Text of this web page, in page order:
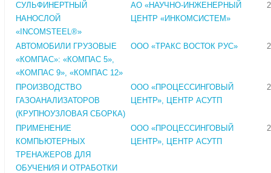
СУЛЬФИНЕРТНЫЙ
НАНОСЛОЙ
«INCOMSTEEL®»
АО «НАУЧНО-ИНЖЕНЕРНЫЙ
ЦЕНТР «ИНКОМСИСТЕМ»
АВТОМОБИЛИ ГРУЗОВЫЕ
«КОМПАС»: «КОМПАС 5»,
«КОМПАС 9», «КОМПАС 12»
ООО «ТРАКС ВОСТОК РУС»
ПРОИЗВОДСТВО
ГАЗОАНАЛИЗАТОРОВ
(КРУПНОУЗЛОВАЯ СБОРКА)
ООО «ПРОЦЕССИНГОВЫЙ
ЦЕНТР», ЦЕНТР АСУТП
ПРИМЕНЕНИЕ
КОМПЬЮТЕРНЫХ
ТРЕНАЖЕРОВ ДЛЯ
ОБУЧЕНИЯ И ОТРАБОТКИ
ООО «ПРОЦЕССИНГОВЫЙ
ЦЕНТР», ЦЕНТР АСУТП